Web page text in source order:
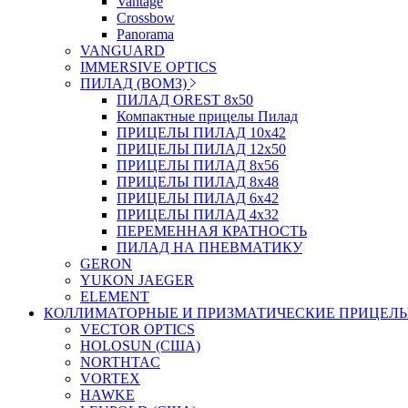
Crossbow
Panorama
VANGUARD
IMMERSIVE OPTICS
ПИЛАД (ВОМЗ)
ПИЛАД OREST 8х50
Компактные прицелы Пилад
ПРИЦЕЛЫ ПИЛАД 10х42
ПРИЦЕЛЫ ПИЛАД 12х50
ПРИЦЕЛЫ ПИЛАД 8х56
ПРИЦЕЛЫ ПИЛАД 8х48
ПРИЦЕЛЫ ПИЛАД 6х42
ПРИЦЕЛЫ ПИЛАД 4х32
ПЕРЕМЕННАЯ КРАТНОСТЬ
ПИЛАД НА ПНЕВМАТИКУ
GERON
YUKON JAEGER
ELEMENT
КОЛЛИМАТОРНЫЕ И ПРИЗМАТИЧЕСКИЕ
VECTOR OPTICS
HOLOSUN (США)
NORTHTAC
VORTEX
HAWKE